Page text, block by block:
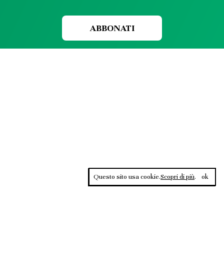
ABBONATI
Questo sito usa cookie.Scopri di più. ok